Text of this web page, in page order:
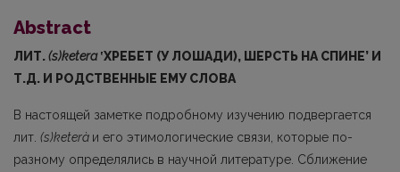
Abstract
ЛИТ.(s)keteraʽХРЕБЕТ (У ЛОШАДИ), ШЕРСТЬ НА СПИНЕ’ И
Т.Д. И РОДСТВЕННЫЕ ЕМУ СЛОВА
В настоящей заметке подробному изучению подвергается
лит. (s)keterà и его этимологические связи, которые по-
разному определялись в научной литературе. Сближение